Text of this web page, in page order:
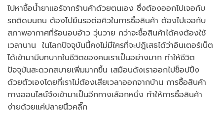
ไปหาซื้อน้ำยาแอร์จากร้านค้าด้วยตนเอง ซึ่งต้องออกไปเจอกับ
รถติดบนถน ต้องไปยืนรอต่อคิวในการซื้อสินค้า ต้องไปเจอกับ
สภาพอากาศที่ร้อนอบอ้าว วุ่นวาย กว่าจะซื้อสินค้าได้คงต้องใช้
เวลานาน ในโลกปัจจุบันนี้คงไม่มีใครที่จะปฎิเสธได้ว่าอินเตอร์เน็ต
ได้เข้ามามีบทบาทในชีวิตของคนเราเป็นอย่างมาก ทำให้ชีวิต
ปัจจุบันสะดวกสบายเพิ่มมากขึ้น เสมือนดังเราออกไปช็อปปิ้ง
ด้วยตัวเองโดยที่เราไม่ต้องเสียเวลาออกจากบ้าน การซื้อสินค้า
ทางออนไลน์จึงเข้ามาเป็นอีกทางเลือกหนึ่ง ทำให้การซื้อสินค้า
ง่ายด้วยแค่ปลายนิ้วคลิ๊ก